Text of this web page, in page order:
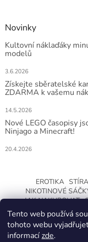
Tento web používá
tohoto webu
informacízde.
Novinky
Kultovní náklaďáky
modelů
3.6.2026
Získejte sběratelské
ZDARMA k vašemu
14.5.2026
Nové LEGO časopisy
Ninjago a Minecraft!
20.4.2026
EROTIKA
NIKOTINOVÉ
JAK NAKUPOVAT